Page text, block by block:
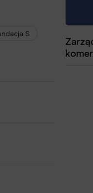
S